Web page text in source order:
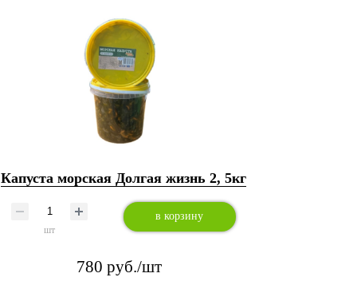
Капуста морская Долгая жизнь 2, 5кг
шт
в корзину
780 руб./шт